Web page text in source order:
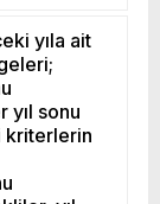
yıla ait
yıl sonu
kriterlerin